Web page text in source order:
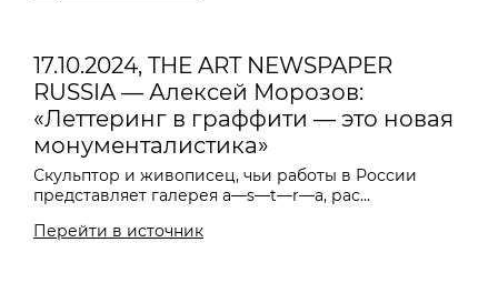
17.10.2024, THE ART NEWSPAPER
RUSSIA — Алексей Морозов:
«Леттеринг в граффити — это новая
монументалистика»
Скульптор и живописец, чьи работы в России
представляет галерея a—s—t—r—a, рас...
Перейти в источник